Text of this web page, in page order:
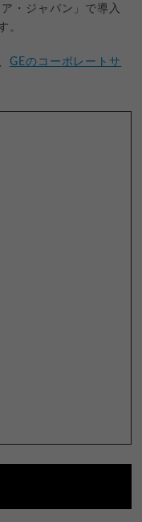
・ジャパン」で導入
。
GEのコーポレートサ